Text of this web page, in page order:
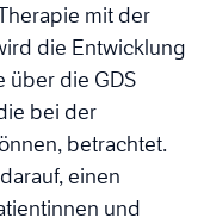
mit der
die Entwicklung
über die GDS
bei der
betrachtet.
einen
und